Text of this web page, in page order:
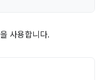
을 사용합니다.